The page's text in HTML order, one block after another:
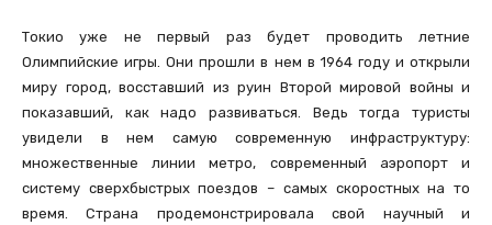
Токио уже не первый раз будет проводить летние
Олимпийские игры. Они прошли в нем в 1964 году и открыли
миру город, восставший из руин Второй мировой войны и
показавший, как надо развиваться. Ведь тогда туристы
увидели в нем самую современную инфраструктуру:
множественные линии метро, современный аэропорт и
систему сверхбыстрых поездов – самых скоростных на то
время. Страна продемонстрировала свой научный и